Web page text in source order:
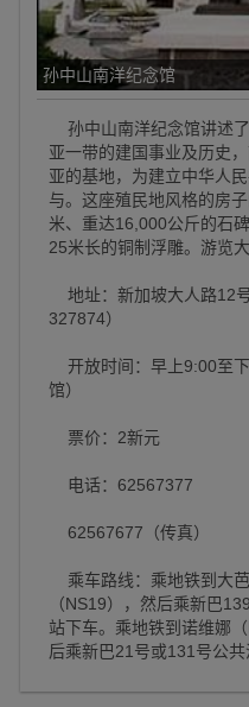
孙中山南洋纪念馆
孙中山南洋纪念馆讲述
亚一带的建国事业及历史
亚的基地，为建立中华人
与。这座殖民地风格的房
米、重达16,000公斤的石
25米长的铜制浮雕。游览
地址：新加坡大人路12
327874）
开放时间：早上9:00至
馆）
票价：2新元
电话：62567377
62567677（传真）
乘车路线：乘地铁到大
（NS19），然后乘新巴
站下车。乘地铁到诺维娜
后乘新巴21号或131号公共